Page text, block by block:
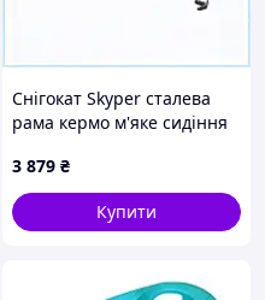
Снігокат Skyper сталева
рама кермо м'яке сидіння
блакитний 164561,
H880640B5H
3 879 ₴
Купити